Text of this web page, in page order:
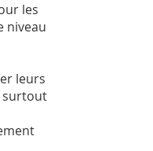
les
niveau
leurs
surtout